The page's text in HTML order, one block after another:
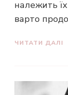
належить
варто
ЧИТАТИ ДАЛІ